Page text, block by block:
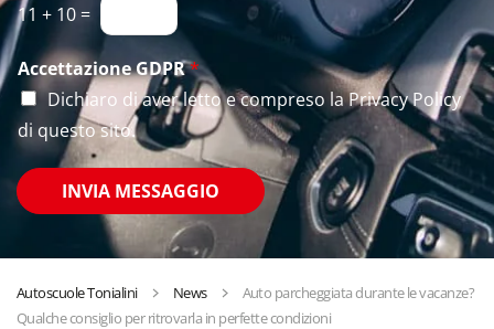
11 + 10 =
Accettazione GDPR*
Dichiaro di aver letto e compreso laPrivacy Policy
di questo sito.
INVIA MESSAGGIO
Autoscuole Tonialini News
Auto parcheggiata durante le vacanze?
Qualche consiglio per ritrovarla in perfette condizioni